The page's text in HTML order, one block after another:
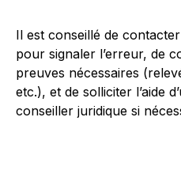
Il est conseillé de
pour signaler l’erreur, de
preuves nécessaires
etc.), et de solliciter l’aide
conseiller juridique si